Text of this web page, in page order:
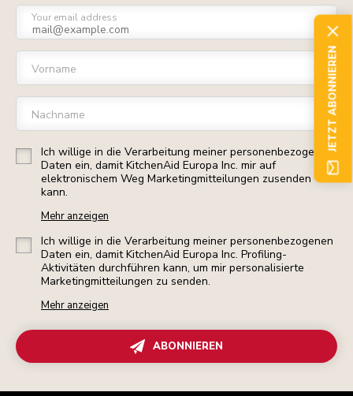
Your email address
Vorname
Nachname
Ich willige in die Verarbeitung meiner personenbezogenen
Daten ein, damit KitchenAid Europa Inc. mir auf
elektronischem Weg Marketingmitteilungen zusenden
kann.
Mehr anzeigen
Ich willige in die Verarbeitung meiner personenbezogenen
Daten ein, damit KitchenAid Europa Inc. Profiling-
Aktivitäten durchführen kann, um mir personalisierte
Marketingmitteilungen zu senden.
Mehr anzeigen
ABONNIEREN
JETZT ABONNIEREN